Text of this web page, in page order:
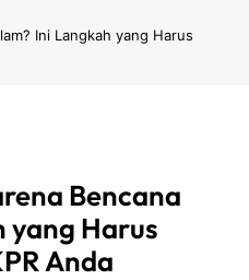
Ini Langkah yang Harus
Bencana
yang Harus
Anda